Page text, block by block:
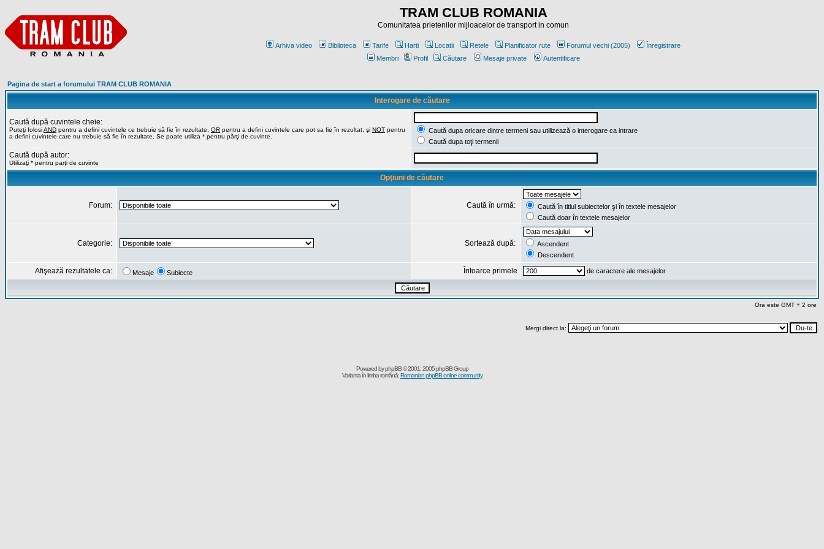
TRAM CLUB ROMANIA
Comunitatea prietenilor mijloacelor de transport in comun
Arhiva video Biblioteca Tarife Harti Locatii Retele Planificator rute Forumul vechi (2005)
Înregistrare
Membri
Profil Căutare Mesaje private Autentificare
Pagina de start a forumului TRAM CLUB ROMANIA
Interogare de căutare
Caută după cuvintele cheie:
Puteţi folosiAND pentru a defini cuvintele ce trebuie să fie în rezultate, OR pentru a defini cuvintele care pot sa fie în rezultat, şi NOT pentru
a defini cuvintele care nu trebuie să fie în rezultate. Se poate utiliza * pentru părţi de cuvinte.
Caută dupa oricare dintre termeni sau utilizează o interogare ca intrare
Caută dupa toţi termenii
Caută după autor:
Utilizaţi * pentru parţi de cuvinte
Opţiuni de căutare
Forum: Caută în urmă:
Caută în titlul subiectelor şi în textele mesajelor
Caută doar în textele mesajelor
Categorie: Sortează după:
Ascendent
Descendent
Afişează rezultatele ca: Mesaje Subiecte Întoarce primele de caractere ale mesajelor
Ora este GMT + 2 ore
Mergi direct la:
Powered byphpBB© 2001, 2005 phpBB Group
Varianta în limba română:Romanian phpBB online community